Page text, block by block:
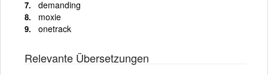
demanding
moxie
onetrack
Relevante Übersetzungen